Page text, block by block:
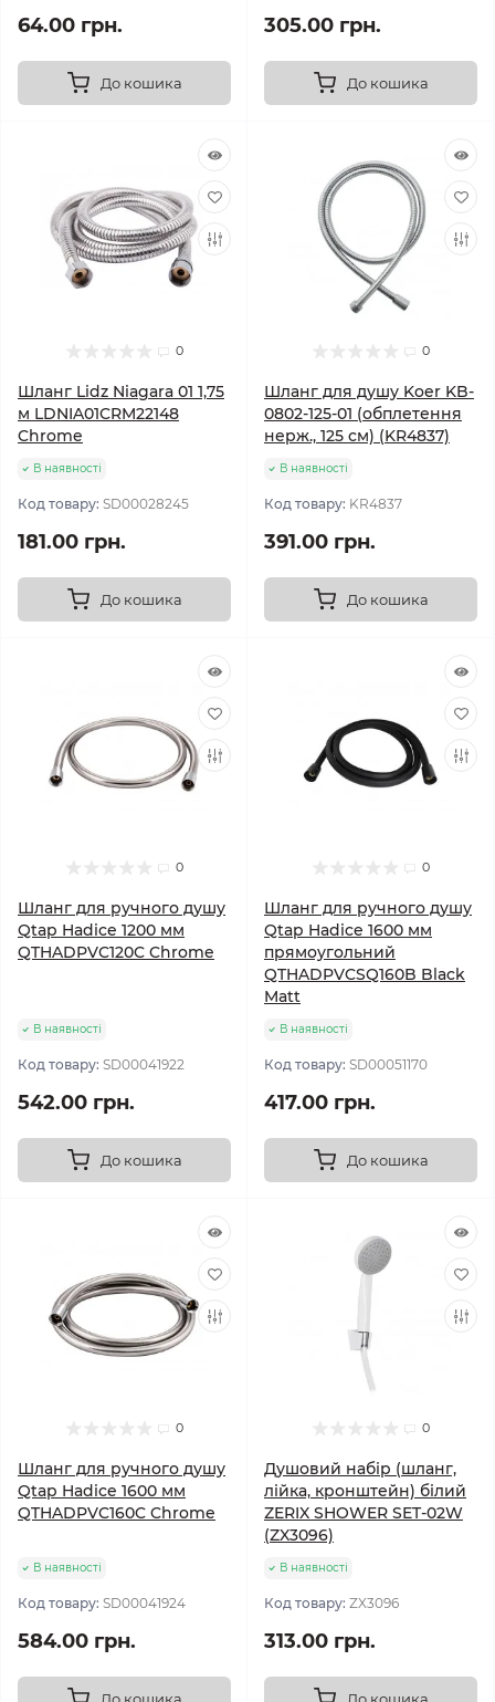
64.00 грн.
До кошика
305.00 грн.
До кошика
0
Шланг Lidz Niagara 01 1,75
м LDNIA01CRM22148
Chrome
В наявності
Код товару: SD00028245
181.00 грн.
До кошика
0
Шланг для душу Koer KB-
0802-125-01 (обплетення
нерж., 125 см) (KR4837)
В наявності
Код товару: KR4837
391.00 грн.
До кошика
0
Шланг для ручного душу
Qtap Hadice 1200 мм
QTHADPVC120C Chrome
В наявності
Код товару: SD00041922
542.00 грн.
До кошика
0
Шланг для ручного душу
Qtap Hadice 1600 мм
прямоугольний
QTHADPVCSQ160B Black
Matt
В наявності
Код товару: SD00051170
417.00 грн.
До кошика
0
Шланг для ручного душу
Qtap Hadice 1600 мм
QTHADPVC160C Chrome
В наявності
Код товару: SD00041924
584.00 грн.
0
Душовий набір (шланг,
лійка, кронштейн) білий
ZERIX SHOWER SET-02W
(ZX3096)
В наявності
Код товару: ZX3096
313.00 грн.